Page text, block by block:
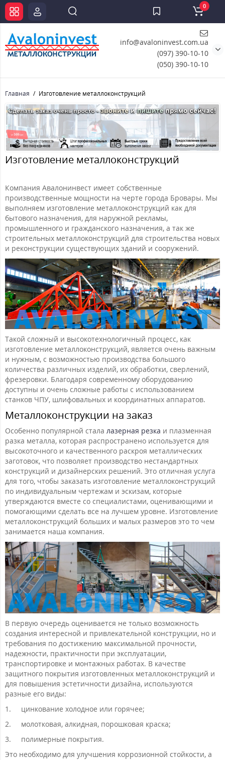
info@avaloninvest.com.ua
(097) 390-10-10
(050) 390-10-10
0
Главная Изготовление металлоконструкций
Изготовление металлоконструкций
Компания Авалонинвест имеет собственные
производственные мощности на черте города Бровары. Мы
выполняем изготовление металлоконструкций как для
бытового назначения, для наружной рекламы,
промышленного и гражданского назначения, а так же
строительных металлоконструкций для строительства новых
и реконструкции существующих зданий и сооружений.
Такой сложный и высокотехнологичный процесс, как
изготовление металлоконструкций, является очень важным
и нужным, с возможностью производства большого
количества различных изделий, их обработки, сверлений,
фрезеровки. Благодаря современному оборудованию
доступны и очень сложные работы с использованием
станков ЧПУ, шлифовальных и координатных аппаратов.
Металлоконструкции на заказ
Особенно популярной стала лазерная резка и плазменная
разка металла, которая распространено используется для
высокоточного и качественного раскроя металлических
заготовок, что позволяет производство нестандартных
конструкций и дизайнерских решений. Это отличная услуга
для того, чтобы заказать изготовление металлоконструкций
по индивидуальным чертежам и эскизам, которые
утверждаются вместе со специалистами, оценивающими и
помогающими сделать все на лучшем уровне. Изготовление
металлоконструкций больших и малых размеров это то чем
занимается наша компания.
В первую очередь оценивается не только возможность
создания интересной и привлекательной конструкции, но и
требования по достижению максимальной прочности,
надежности, практичности при эксплуатации,
транспортировке и монтажных работах. В качестве
защитного покрытия изготовленных металлоконструкций и
для повышения эстетичности дизайна, используются
разные его виды:
1.
цинкование холодное или горячее;
2.
молотковая, алкидная, порошковая краска;
3.
полимерные покрытия.
Это необходимо для улучшения коррозионной стойкости, а